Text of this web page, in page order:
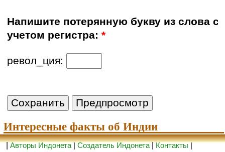
Напишите потерянную букву из слова с
учетом регистра:*
револ_ция:
Интересные факты об Индии
|Авторы Индонета|Создатель Индонета|Контакты|